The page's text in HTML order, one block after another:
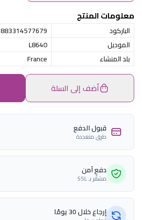
معلومات المنتج
الباركود
883314577679
الموديل
L8640
بلد المنشاء
France
أضف إلى السلة
قبول الدفع
طرق متعددة
دفع آمن
مشفّر بـ SSL
إرجاع خلال 30 يومًا